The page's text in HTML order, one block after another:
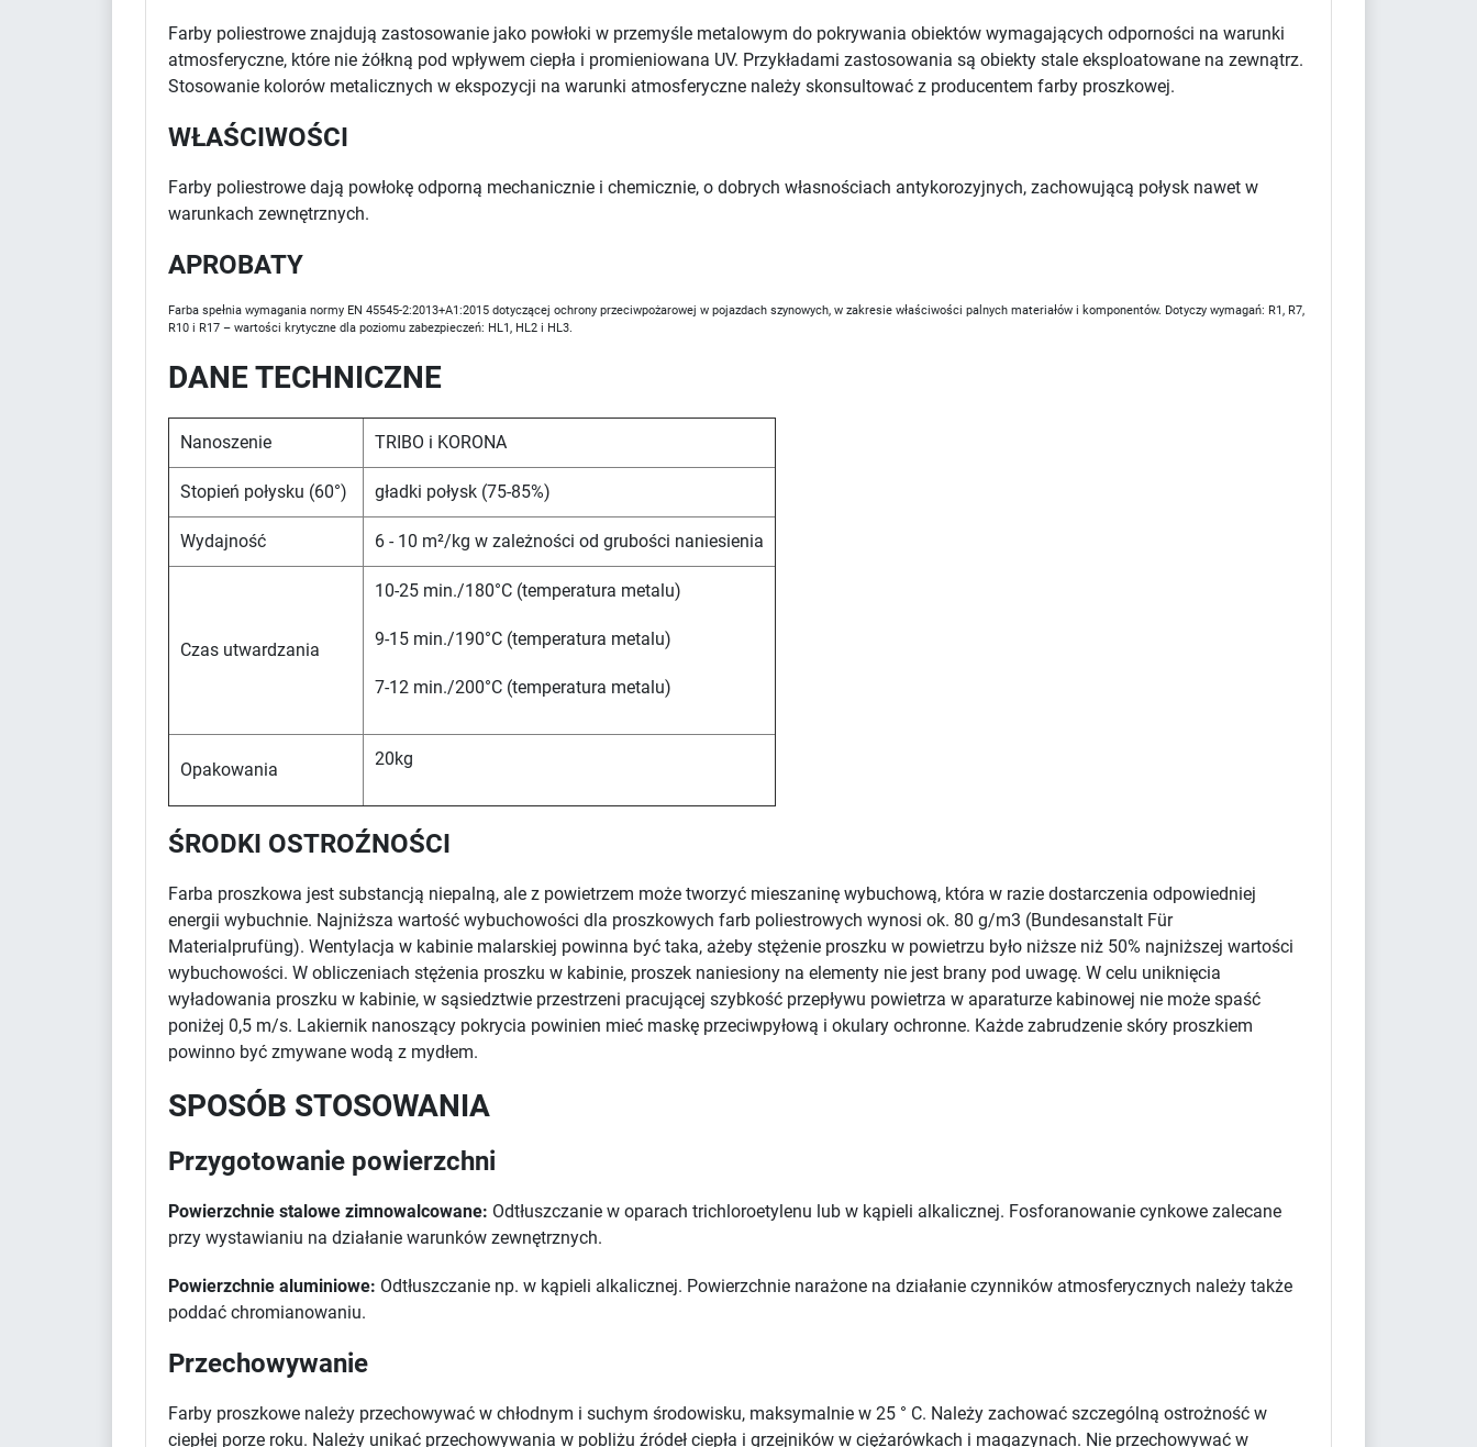
Farby poliestrowe znajdują zastosowanie jako powłoki w przemyśle metalowym do pokrywania obiektów wymagających odporności na warunki
atmosferyczne, które nie żółkną pod wpływem ciepła i promieniowana UV. Przykładami zastosowania są obiekty stale eksploatowane na zewnątrz.
Stosowanie kolorów metalicznych w ekspozycji na warunki atmosferyczne należy skonsultować z producentem farby proszkowej.
WŁAŚCIWOŚCI
Farby poliestrowe dają powłokę odporną mechanicznie i chemicznie, o dobrych własnościach antykorozyjnych, zachowującą połysk nawet w
warunkach zewnętrznych.
APROBATY
Farba spełnia wymagania normy EN 45545-2:2013+A1:2015 dotyczącej ochrony przeciwpożarowej w pojazdach szynowych, w zakresie właściwości palnych materiałów i komponentów. Dotyczy wymagań: R1, R7,
R10 i R17 – wartości krytyczne dla poziomu zabezpieczeń: HL1, HL2 i HL3.
DANE TECHNICZNE
Nanoszenie TRIBO i KORONA
Stopień połysku (60°) gładki połysk (75-85%)
Wydajność 6 - 10 m²/kg w zależności od grubości naniesienia
Czas utwardzania
10-25 min./180°C (temperatura metalu)
9-15 min./190°C (temperatura metalu)
7-12 min./200°C (temperatura metalu)
Opakowania
20kg
ŚRODKI OSTROŹNOŚCI
Farba proszkowa jest substancją niepalną, ale z powietrzem może tworzyć mieszaninę wybuchową, która w razie dostarczenia odpowiedniej
energii wybuchnie. Najniższa wartość wybuchowości dla proszkowych farb poliestrowych wynosi ok. 80 g/m3 (Bundesanstalt Für
Materialprufüng). Wentylacja w kabinie malarskiej powinna być taka, ażeby stężenie proszku w powietrzu było niższe niż 50% najniższej wartości
wybuchowości. W obliczeniach stężenia proszku w kabinie, proszek naniesiony na elementy nie jest brany pod uwagę. W celu uniknięcia
wyładowania proszku w kabinie, w sąsiedztwie przestrzeni pracującej szybkość przepływu powietrza w aparaturze kabinowej nie może spaść
poniżej 0,5 m/s. Lakiernik nanoszący pokrycia powinien mieć maskę przeciwpyłową i okulary ochronne. Każde zabrudzenie skóry proszkiem
powinno być zmywane wodą z mydłem.
SPOSÓB STOSOWANIA
Przygotowanie powierzchni
Powierzchnie stalowe zimnowalcowane: Odtłuszczanie w oparach trichloroetylenu lub w kąpieli alkalicznej. Fosforanowanie cynkowe zalecane
przy wystawianiu na działanie warunków zewnętrznych.
Powierzchnie aluminiowe: Odtłuszczanie np. w kąpieli alkalicznej. Powierzchnie narażone na działanie czynników atmosferycznych należy także
poddać chromianowaniu.
Przechowywanie
Farby proszkowe należy przechowywać w chłodnym i suchym środowisku, maksymalnie w 25 ° C. Należy zachować szczególną ostrożność w
ciepłej porze roku. Należy unikać przechowywania w pobliżu źródeł ciepła i grzejników w ciężarówkach i magazynach. Nie przechowywać w